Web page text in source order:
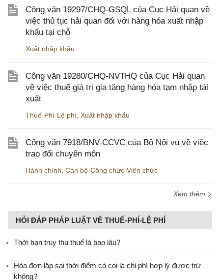
Công văn 19297/CHQ-GSQL của Cục Hải quan về
việc thủ tục hải quan đối với hàng hóa xuất nhập
khẩu tại chỗ
Xuất nhập khẩu
Công văn 19280/CHQ-NVTHQ của Cục Hải quan
về việc thuế giá trị gia tăng hàng hóa tạm nhập tái
xuất
Thuế-Phí-Lệ phí Xuất nhập khẩu
Công văn 7918/BNV-CCVC của Bộ Nội vụ về việc
trao đổi chuyên môn
Hành chính Cán bộ-Công chức-Viên chức
Xem thêm
HỎI ĐÁP PHÁP LUẬT VỀ THUẾ-PHÍ-LỆ PHÍ
Thời hạn truy thu thuế là bao lâu?
Hóa đơn lập sai thời điểm có coi là chi phí hợp lý được trừ
không?